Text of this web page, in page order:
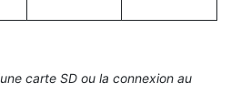
carte SD ou la connexion au